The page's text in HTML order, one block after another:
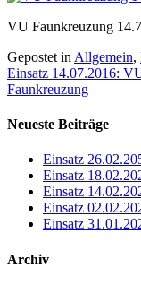
VU Faunkreuzung
Gepostet in Allgemein,
Einsatz 14.07.2016:
Faunkreuzung
Neueste Beiträge
Einsatz
Einsatz
Einsatz
Einsatz
Einsatz
Archiv